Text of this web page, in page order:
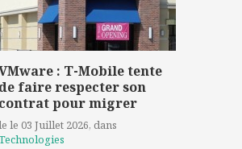
: T-Mobile tente
de faire respecter son
contrat pour migrer
le 03 Juillet 2026, dans